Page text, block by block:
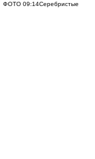
ФОТО 09:14Серебристые